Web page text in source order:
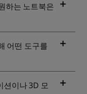
하는 노트북은
어떤 도구를
션이나 3D 모